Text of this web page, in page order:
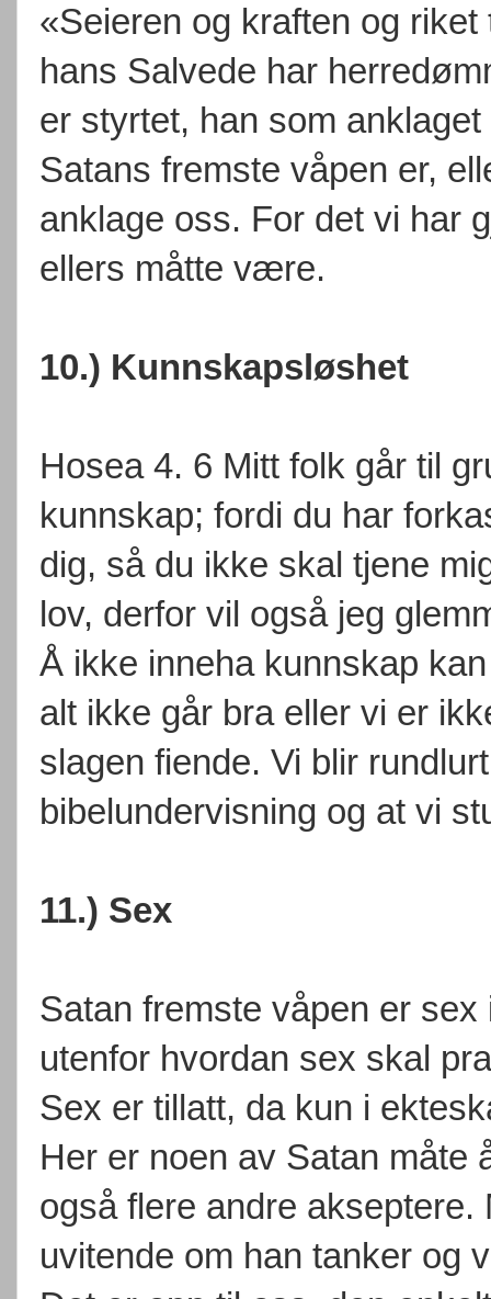
«Seieren og kraften og
hans Salvede har
er styrtet, han som
Satans fremste våpen er,
anklage oss. For det vi har
ellers måtte være.
10.) Kunnskapsløshet
Hosea 4. 6 Mitt folk går til
kunnskap; fordi du har
dig, så du ikke skal tjene
lov, derfor vil også jeg
Å ikke inneha kunnskap
alt ikke går bra eller vi er
slagen fiende. Vi blir
bibelundervisning og at vi
11.) Sex
Satan fremste våpen er
utenfor hvordan sex skal
Sex er tillatt, da kun i
Her er noen av Satan måte
også flere andre
uvitende om han tanker og